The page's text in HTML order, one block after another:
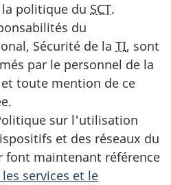
politique du SCT.
du
Sécurité de la TI, sont
par le personnel de la
toute mention de ce
sur l'utilisation
et des réseaux du
font maintenant référence
services et le